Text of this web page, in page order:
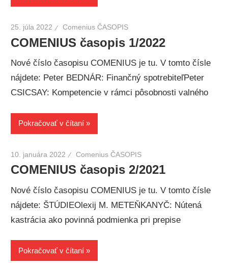
25. júla 2022 Comenius ČASOPIS
COMENIUS časopis 1/2022
Nové číslo časopisu COMENIUS je tu. V tomto čísle
nájdete: Peter BEDNÁR: Finančný spotrebiteľPeter
CSICSAY: Kompetencie v rámci pôsobnosti valného
Pokračovať v čítaní
10. januára 2022 Comenius ČASOPIS
COMENIUS časopis 2/2021
Nové číslo časopisu COMENIUS je tu. V tomto čísle
nájdete: ŠTÚDIEOlexij M. METEŇKANYČ: Nútená
kastrácia ako povinná podmienka pri prepise
Pokračovať v čítaní